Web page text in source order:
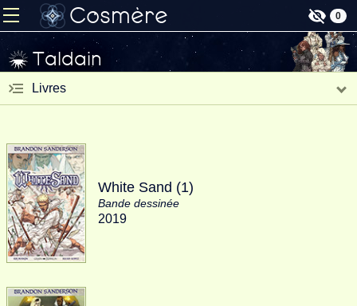
Cosmère 0
Taldain
Livres
White Sand (1)
Bande dessinée
2019